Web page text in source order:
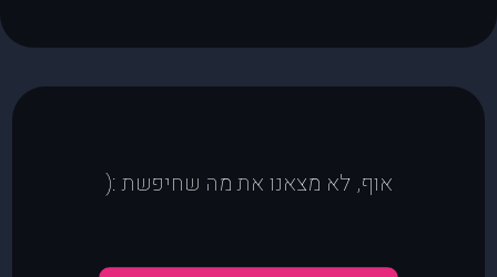
אוף, לא מצאנו את מה שחיפשת :(